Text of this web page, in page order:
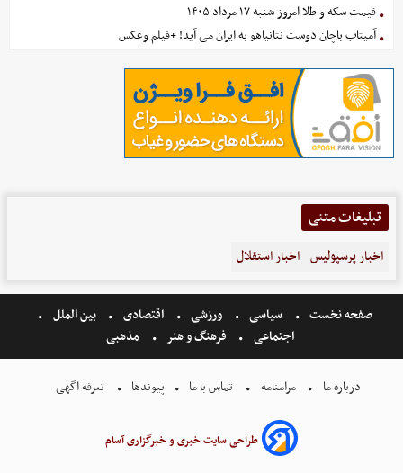
قیمت سکه و طلا امروز شنبه ۱۷ مرداد ۱۴۰۵
آمیتاب باچان دوست نتانیاهو به ایران می آید! +فیلم وعکس
تبلیغات متنی
اخبار پرسپولیس اخبار استقلال
صفحه نخست سیاسی ورزشی اقتصادی
بین الملل
اجتماعی
فرهنگ و هنر مذهبی
درباره ما مرامنامه تماس با ما پیوندها تعرفه اگهی
طراحی سایت خبری و خبرگزاری آسام